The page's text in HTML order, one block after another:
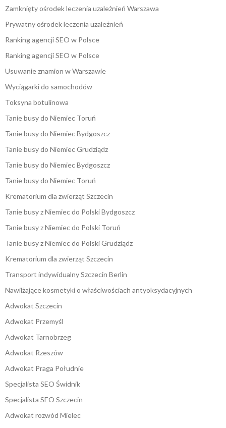
Zamknięty ośrodek leczenia uzależnień Warszawa
Prywatny ośrodek leczenia uzależnień
Ranking agencji SEO w Polsce
Ranking agencji SEO w Polsce
Usuwanie znamion w Warszawie
Wyciągarki do samochodów
Toksyna botulinowa
Tanie busy do Niemiec Toruń
Tanie busy do Niemiec Bydgoszcz
Tanie busy do Niemiec Grudziądz
Tanie busy do Niemiec Bydgoszcz
Tanie busy do Niemiec Toruń
Krematorium dla zwierząt Szczecin
Tanie busy z Niemiec do Polski Bydgoszcz
Tanie busy z Niemiec do Polski Toruń
Tanie busy z Niemiec do Polski Grudziądz
Krematorium dla zwierząt Szczecin
Transport indywidualny Szczecin Berlin
Nawilżające kosmetyki o właściwościach antyoksydacyjnych
Adwokat Szczecin
Adwokat Przemyśl
Adwokat Tarnobrzeg
Adwokat Rzeszów
Adwokat Praga Południe
Specjalista SEO Świdnik
Specjalista SEO Szczecin
Adwokat rozwód Mielec